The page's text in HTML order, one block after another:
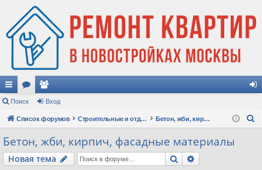
с
ы
лк
и
ор
ум
ол
ьз
ат
д
Поиск Вход
Список форумов Строительные и отделочные материалы Бетон, жби, кирпич, фасадные материалы
Бетон, жби, кирпич, фасадные материалы
Новая тема Поиск